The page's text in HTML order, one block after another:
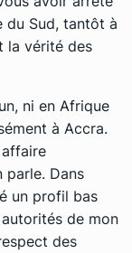
du Sud, tantôt à
la vérité des
ni en Afrique
à Accra.
parle. Dans
un profil bas
de mon
des